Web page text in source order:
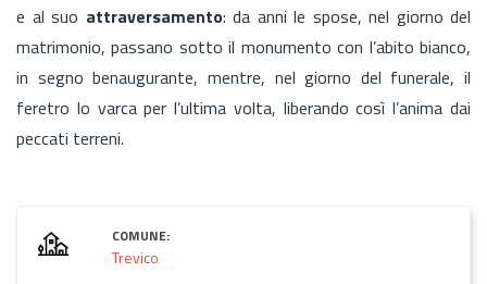
e al suo attraversamento: da anni le spose, nel giorno del
matrimonio, passano sotto il monumento con l’abito bianco,
in segno benaugurante, mentre, nel giorno del funerale, il
feretro lo varca per l’ultima volta, liberando così l’anima dai
peccati terreni.
COMUNE:
Trevico